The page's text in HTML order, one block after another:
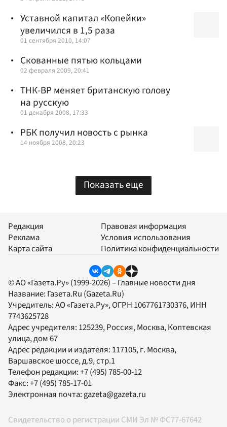
Уставной капитал «Копейки»
увеличился в 1,5 раза
01 сентября 2010, 14:07
Скованные пятью кольцами
02 февраля 2009, 20:41
ТНК-BP меняет британскую голову
на русскую
01 декабря 2008, 17:33
РБК получил новость с рынка
14 ноября 2008, 20:23
Показать еще
Редакция
Реклама
Карта сайта
Правовая информация
Условия использования
Политика конфиденциальности
© АО «Газета.Ру» (1999-2026) – Главные новости дня
Название: Газета.Ru (Gazeta.Ru)
Учредитель:АО «Газета.Ру», ОГРН 1067761730376, ИНН
7743625728
Адрес учредителя: 125239, Россия, Москва, Коптевская
улица, дом 67
Адрес редакции и издателя: 117105, г. Москва,
Варшавское шоссе, д.9, стр.1
Телефон редакции:+7 (495) 785-00-12
Факс:+7 (495) 785-17-01
Электронная почта: gazeta@gazeta.ru
Свидетельство о регистрации СМИ Эл № ФС77-67642